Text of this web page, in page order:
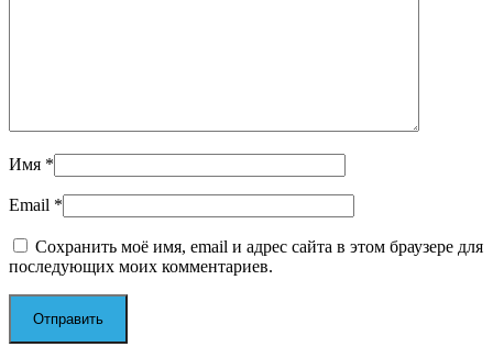
Имя *
Email *
Сохранить моё имя, email и адрес сайта в этом браузере для
последующих моих комментариев.